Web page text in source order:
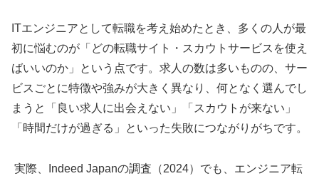
ITエンジニアとして転職を考え始めたとき、多くの人が最
初に悩むのが「どの転職サイト・スカウトサービスを使え
ばいいのか」という点です。求人の数は多いものの、サー
ビスごとに特徴や強みが大きく異なり、何となく選んでし
まうと「良い求人に出会えない」「スカウトが来ない」
「時間だけが過ぎる」といった失敗につながりがちです。
実際、Indeed Japanの調査（2024）でも、エンジニア転